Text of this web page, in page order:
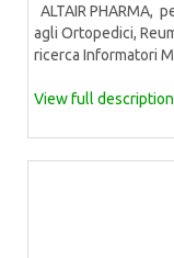
ALTAIR PHARMA,
agli Ortopedici,
ricerca Informatori
View full description